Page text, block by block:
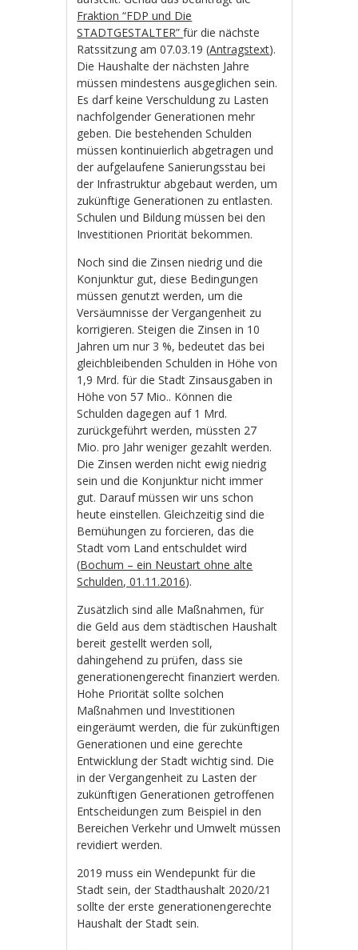
Fraktion “FDP und Die
STADTGESTALTER”für die nächste
Ratssitzung am 07.03.19 (Antragstext).
Die Haushalte der nächsten Jahre
müssen mindestens ausgeglichen sein.
Es darf keine Verschuldung zu Lasten
nachfolgender Generationen mehr
geben. Die bestehenden Schulden
müssen kontinuierlich abgetragen und
der aufgelaufene Sanierungsstau bei
der Infrastruktur abgebaut werden, um
zukünftige Generationen zu entlasten.
Schulen und Bildung müssen bei den
Investitionen Priorität bekommen.
Noch sind die Zinsen niedrig und die
Konjunktur gut, diese Bedingungen
müssen genutzt werden, um die
Versäumnisse der Vergangenheit zu
korrigieren. Steigen die Zinsen in 10
Jahren um nur 3 %, bedeutet das bei
gleichbleibenden Schulden in Höhe von
1,9 Mrd. für die Stadt Zinsausgaben in
Höhe von 57 Mio.. Können die
Schulden dagegen auf 1 Mrd.
zurückgeführt werden, müssten 27
Mio. pro Jahr weniger gezahlt werden.
Die Zinsen werden nicht ewig niedrig
sein und die Konjunktur nicht immer
gut. Darauf müssen wir uns schon
heute einstellen. Gleichzeitig sind die
Bemühungen zu forcieren, das die
Stadt vom Land entschuldet wird
(Bochum – ein Neustart ohne alte
Schulden, 01.11.2016).
Zusätzlich sind alle Maßnahmen, für
die Geld aus dem städtischen Haushalt
bereit gestellt werden soll,
dahingehend zu prüfen, dass sie
generationengerecht finanziert werden.
Hohe Priorität sollte solchen
Maßnahmen und Investitionen
eingeräumt werden, die für zukünftigen
Generationen und eine gerechte
Entwicklung der Stadt wichtig sind. Die
in der Vergangenheit zu Lasten der
zukünftigen Generationen getroffenen
Entscheidungen zum Beispiel in den
Bereichen Verkehr und Umwelt müssen
revidiert werden.
2019 muss ein Wendepunkt für die
Stadt sein, der Stadthaushalt 2020/21
sollte der erste generationengerechte
Haushalt der Stadt sein.